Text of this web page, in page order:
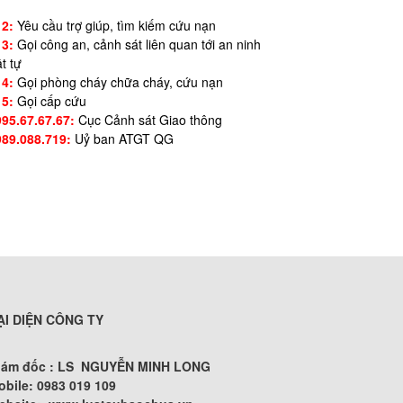
Yêu cầu trợ giúp, tìm kiếm cứu nạn
Gọi công an, cảnh sát liên quan tới an ninh
tự
Gọi phòng cháy chữa cháy, cứu nạn
Gọi cấp cứu
Cục Cảnh sát Giao thông
Uỷ ban ATGT QG
DIỆN CÔNG TY
đốc : LS NGUYỄN MINH LONG
0983 019 109